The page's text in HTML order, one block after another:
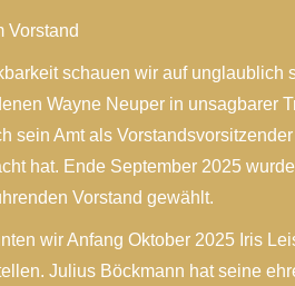
Vorstand
schauen wir auf unglaublich
Wayne Neuper in unsagbarer
sein Amt als
hat. Ende September 2025
Vorstand gewählt.
wir Anfang Oktober 2025 Iris
Julius Böckmann hat seine